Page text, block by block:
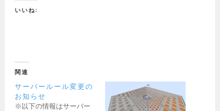
いいね:
関連
サーバールール変更の
お知らせ
※以下の情報はサーバー